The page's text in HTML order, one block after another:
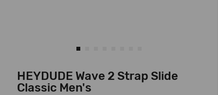
HEYDUDE Wave 2 Strap Slide
Classic Men's